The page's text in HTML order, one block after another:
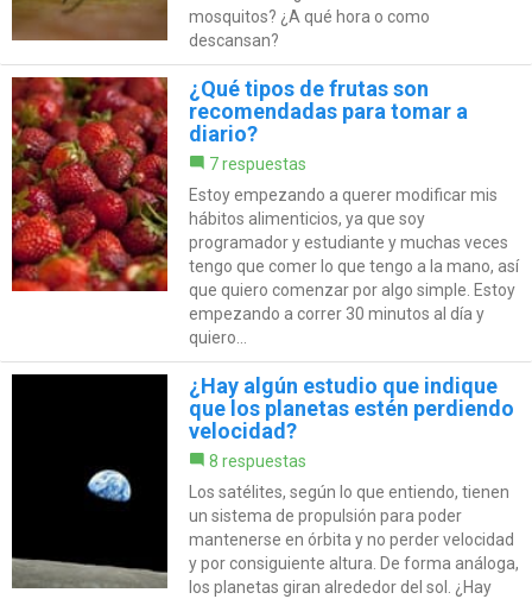
mosquitos? ¿A qué hora o como
descansan?
¿Qué tipos de frutas son
recomendadas para tomar a
diario?
7 respuestas
Estoy empezando a querer modificar mis
hábitos alimenticios, ya que soy
programador y estudiante y muchas veces
tengo que comer lo que tengo a la mano, así
que quiero comenzar por algo simple. Estoy
empezando a correr 30 minutos al día y
quiero...
¿Hay algún estudio que indique
que los planetas estén perdiendo
velocidad?
8 respuestas
Los satélites, según lo que entiendo, tienen
un sistema de propulsión para poder
mantenerse en órbita y no perder velocidad
y por consiguiente altura. De forma análoga,
los planetas giran alrededor del sol. ¿Hay